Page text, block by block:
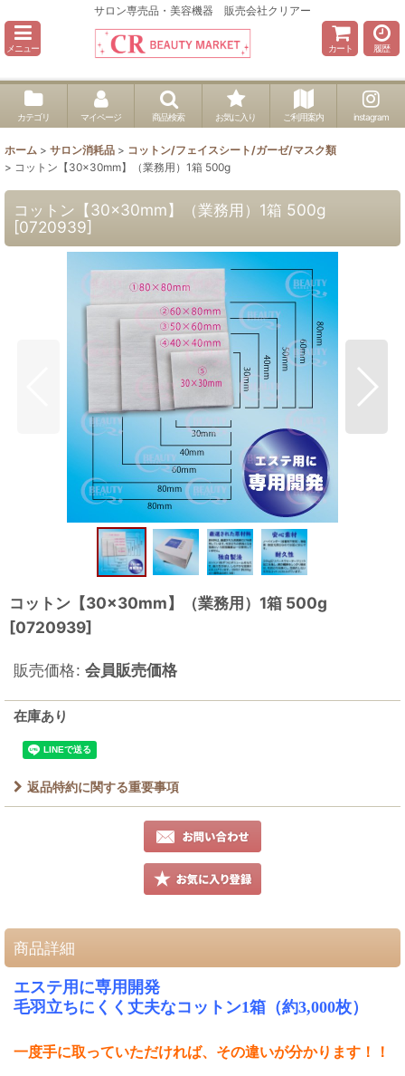
サロン専売品・美容機器 販売会社クリアー
メニュー カート 履歴
カテゴリ マイページ 商品検索 お気に入り ご利用案内 instagram
ホーム > サロン消耗品 > コットン/フェイスシート/ガーゼ/マスク類
> コットン【30×30mm】（業務用）1箱 500g
コットン【30×30mm】（業務用）1箱 500g
[0720939]
コットン【30×30mm】（業務用）1箱 500g
[0720939]
販売価格: 会員販売価格
在庫あり
返品特約に関する重要事項
商品詳細
エステ用に専用開発
毛羽立ちにくく丈夫なコットン1箱（約3,000枚）
一度手に取っていただければ、その違いが分かります！！